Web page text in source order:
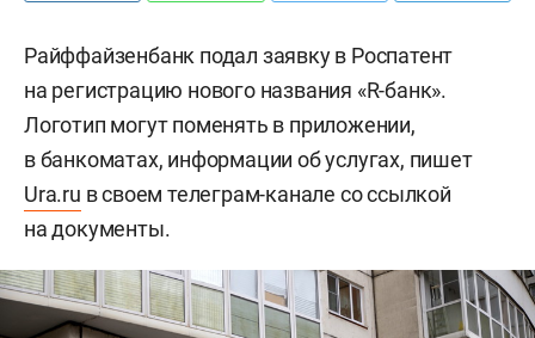
Райффайзенбанк подал заявку в Роспатент
на регистрацию нового названия «R-банк».
Логотип могут поменять в приложении,
в банкоматах, информации об услугах, пишет
Ura.ru в своем телеграм-канале со ссылкой
на документы.